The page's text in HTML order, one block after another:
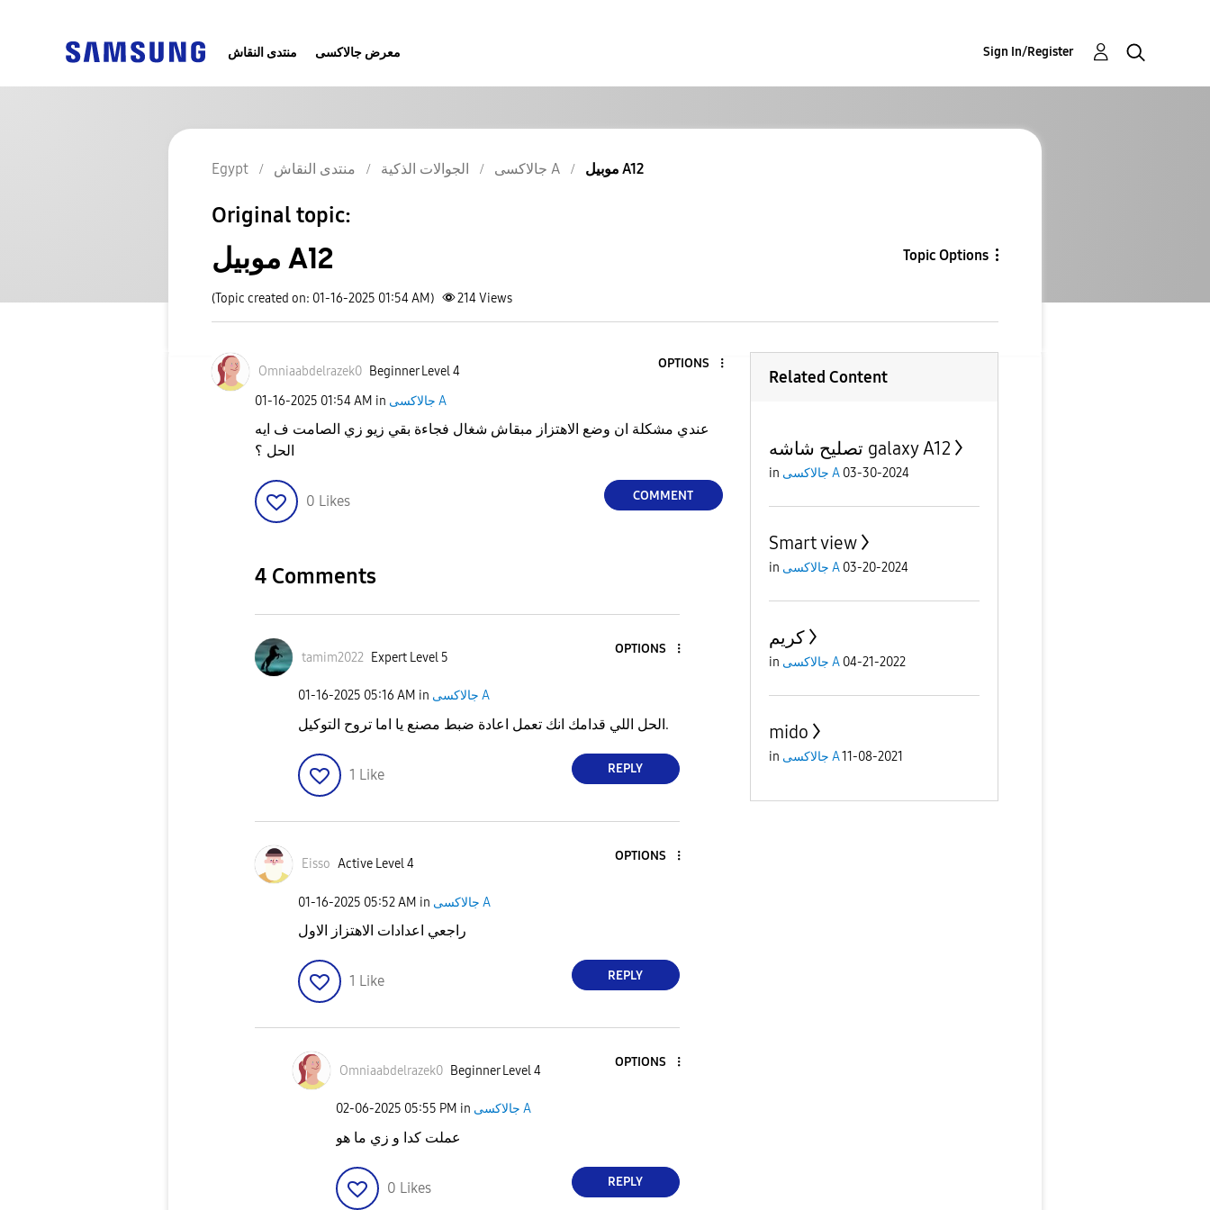
منتدى النقاش معرض جالاكسى Sign In/Register
Egypt منتدى النقاش الجوالات الذكية جالاكسى A موبيل A12
Original topic:
موبيل A12 Topic Options
(Topic created on: 01-16-2025 01:54 AM) 214Views
Omniaabdelrazek0 Beginner Level 4
OPTIONS
‎01-16-2025 01:54 AM in جالاكسى A
عندي مشكلة ان وضع الاهتزاز مبقاش شغال فجاءة بقي زيو زي الصامت ف ايه
الحل ؟
0 Likes COMMENT
4 Comments
tamim2022 Expert Level 5
OPTIONS
‎01-16-2025 05:16 AM in جالاكسى A
الحل اللي قدامك انك تعمل اعادة ضبط مصنع يا اما تروح التوكيل.
1 Like REPLY
Eisso Active Level 4
OPTIONS
‎01-16-2025 05:52 AM in جالاكسى A
راجعي اعدادات الاهتزاز الاول
1 Like REPLY
Omniaabdelrazek0 Beginner Level 4
OPTIONS
‎02-06-2025 05:55 PM in جالاكسى A
عملت كدا و زي ما هو
0 Likes REPLY
Related Content
تصليح شاشه galaxy A12
in جالاكسى A 03-30-2024
Smart view
in جالاكسى A 03-20-2024
كريم
in جالاكسى A 04-21-2022
mido
in جالاكسى A11-08-2021